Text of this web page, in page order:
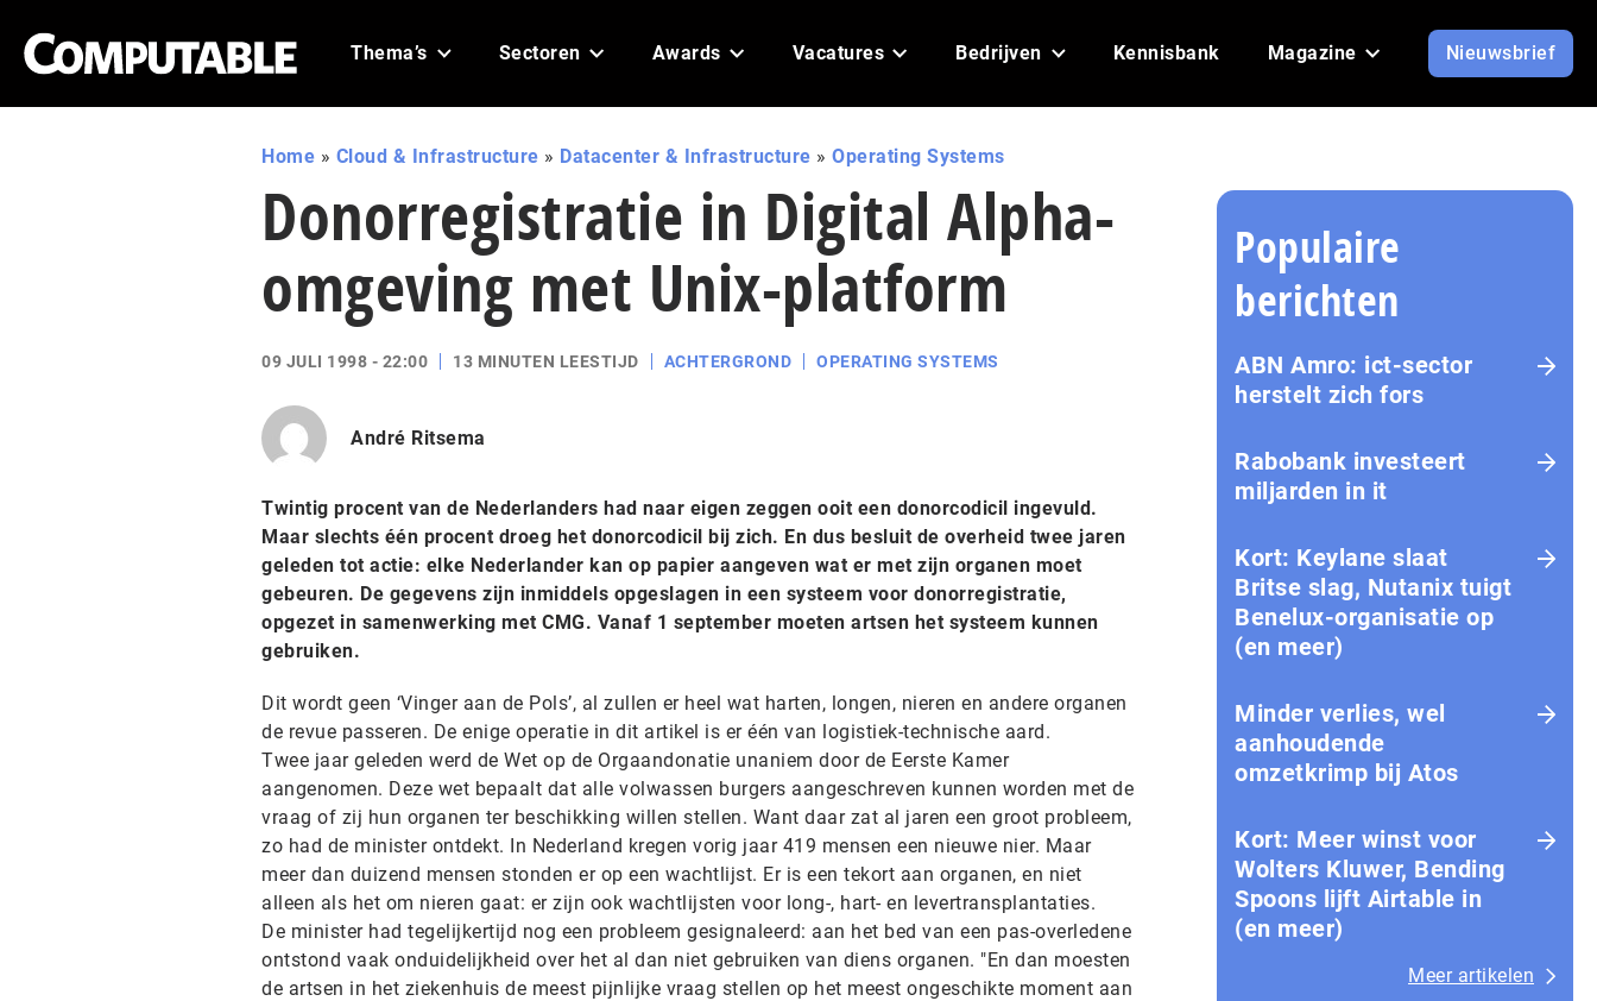
Thema’s Sectoren Awards Vacatures Bedrijven Kennisbank Magazine Nieuwsbrief
Home » Cloud & Infrastructure » Datacenter & Infrastructure » Operating Systems
Donorregistratie in Digital Alpha-
omgeving met Unix-platform
09 JULI 1998 - 22:00 13 MINUTEN LEESTIJD ACHTERGROND OPERATING SYSTEMS
André Ritsema
Twintig procent van de Nederlanders had naar eigen zeggen ooit een donorcodicil ingevuld.
Maar slechts één procent droeg het donorcodicil bij zich. En dus besluit de overheid twee jaren
geleden tot actie: elke Nederlander kan op papier aangeven wat er met zijn organen moet
gebeuren. De gegevens zijn inmiddels opgeslagen in een systeem voor donorregistratie,
opgezet in samenwerking met CMG. Vanaf 1 september moeten artsen het systeem kunnen
gebruiken.
Dit wordt geen ‘Vinger aan de Pols’, al zullen er heel wat harten, longen, nieren en andere organen
de revue passeren. De enige operatie in dit artikel is er één van logistiek-technische aard.
Twee jaar geleden werd de Wet op de Orgaandonatie unaniem door de Eerste Kamer
aangenomen. Deze wet bepaalt dat alle volwassen burgers aangeschreven kunnen worden met de
vraag of zij hun organen ter beschikking willen stellen. Want daar zat al jaren een groot probleem,
zo had de minister ontdekt. In Nederland kregen vorig jaar 419 mensen een nieuwe nier. Maar
meer dan duizend mensen stonden er op een wachtlijst. Er is een tekort aan organen, en niet
alleen als het om nieren gaat: er zijn ook wachtlijsten voor long-, hart- en levertransplantaties.
De minister had tegelijkertijd nog een probleem gesignaleerd: aan het bed van een pas-overledene
ontstond vaak onduidelijkheid over het al dan niet gebruiken van diens organen. "En dan moesten
de artsen in het ziekenhuis de meest pijnlijke vraag stellen op het meest ongeschikte moment aan
Populaire
berichten
ABN Amro: ict-sector
herstelt zich fors
Rabobank investeert
miljarden in it
Kort: Keylane slaat
Britse slag, Nutanix tuigt
Benelux-organisatie op
(en meer)
Minder verlies, wel
aanhoudende
omzetkrimp bij Atos
Kort: Meer winst voor
Wolters Kluwer, Bending
Spoons lijft Airtable in
(en meer)
Meer artikelen